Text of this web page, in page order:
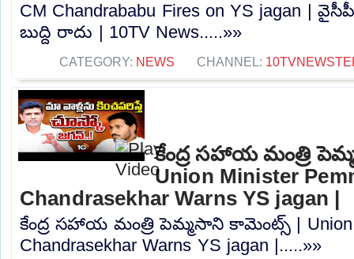
CM Chandrababu Fires on YS jagan |
బుద్ది రాదు | 10TV News.....»»
CATEGORY: NEWS CHANNEL:
కేంద్ర సహాయ మంత్రి
Union Minister
Chandrasekhar Warns YS jagan |
కేంద్ర సహాయ మంత్రి పెమ్మసాని కామెంట్స్‌ | Union
Chandrasekhar Warns YS jagan |.....»»